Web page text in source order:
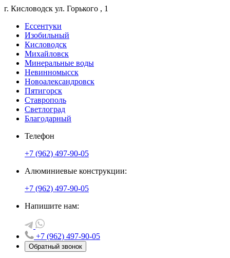
г. Кисловодск ул. Горького , 1
Ессентуки
Изобильный
Кисловодск
Михайловск
Минеральные воды
Невинномысск
Новоалександровск
Пятигорск
Ставрополь
Светлоград
Благодарный
Телефон
+7 (962) 497-90-05
Алюминиевые конструкции:
+7 (962) 497-90-05
Напишите нам:
+7 (962) 497-90-05
Обратный звонок